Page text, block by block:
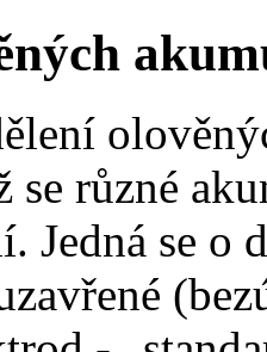
se různé
Jedná se o